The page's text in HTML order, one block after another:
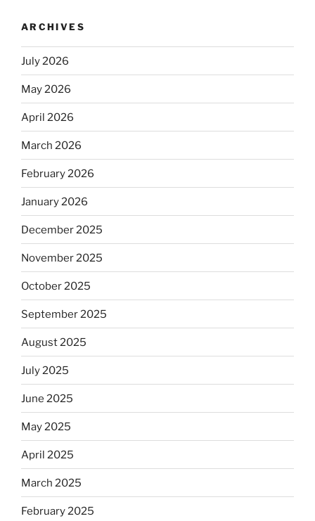
ARCHIVES
July 2026
May 2026
April 2026
March 2026
February 2026
January 2026
December 2025
November 2025
October 2025
September 2025
August 2025
July 2025
June 2025
May 2025
April 2025
March 2025
February 2025